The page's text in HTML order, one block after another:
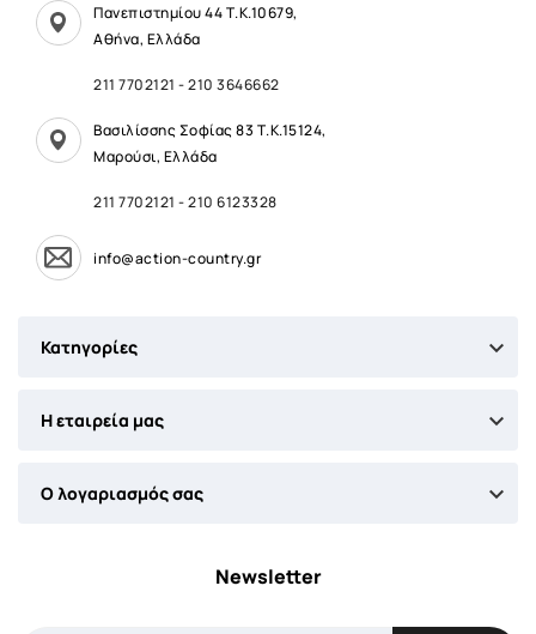
Πανεπιστημίου 44 Τ.Κ.10679,
Αθήνα, Ελλάδα
211 7702121 -210 3646662
Βασιλίσσης Σοφίας 83 Τ.Κ.15124,
Μαρούσι, Ελλάδα
211 7702121 -210 6123328
info@action-country.gr
Κατηγορίες 
Η εταιρεία μας 
Ο λογαριασμός σας 
Newsletter